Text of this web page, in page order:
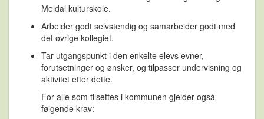
Meldal kulturskole.
Arbeider godt selvstendig og samarbeider godt med
det øvrige kollegiet.
Tar utgangspunkt i den enkelte elevs evner,
forutsetninger og ønsker, og tilpasser undervisning og
aktivitet etter dette.
For alle som tilsettes i kommunen gjelder også
følgende krav: